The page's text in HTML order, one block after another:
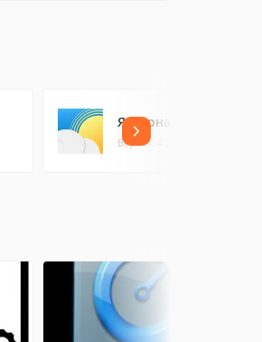
Янтарная погода
Версия: 4.8.0 (16.07 МБ)